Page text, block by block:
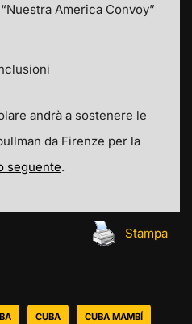
America Convoy”
andrà a sostenere le
da Firenze per la
seguente.
Stampa
CUBA CUBA MAMBÍ